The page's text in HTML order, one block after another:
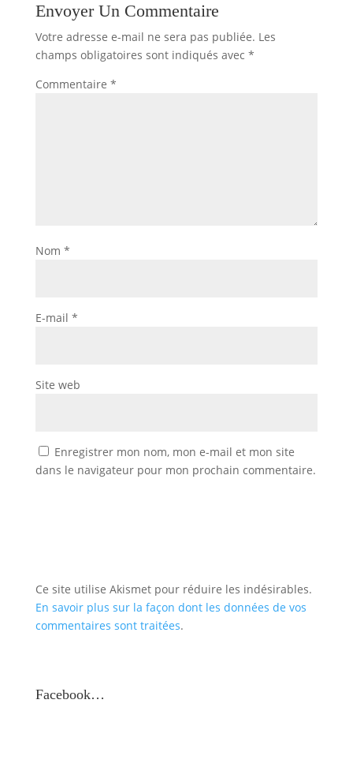
Envoyer Un Commentaire
Votre adresse e-mail ne sera pas publiée. Les
champs obligatoires sont indiqués avec *
Commentaire *
Nom *
E-mail *
Site web
Enregistrer mon nom, mon e-mail et mon site
dans le navigateur pour mon prochain commentaire.
Ce site utilise Akismet pour réduire les indésirables.
En savoir plus sur la façon dont les données de vos
commentaires sont traitées.
Facebook…